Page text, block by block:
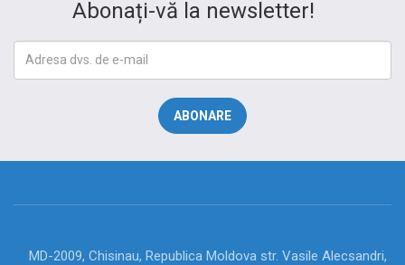
Abonați-vă la newsletter!
MD-2009, Chisinau, Republica Moldova str. Vasile Alecsandri,